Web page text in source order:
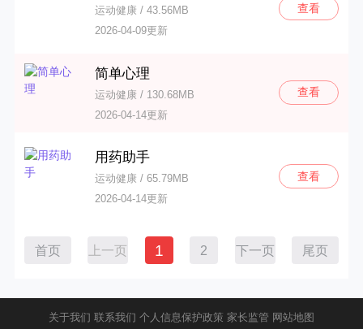
运动健康 / 43.56MB
2026-04-09更新
查看
简单心理
运动健康 / 130.68MB
2026-04-14更新
查看
用药助手
运动健康 / 65.79MB
2026-04-14更新
查看
首页 上一页 1 2 下一页 尾页
关于我们 联系我们 个人信息保护政策 家长监管 网站地图